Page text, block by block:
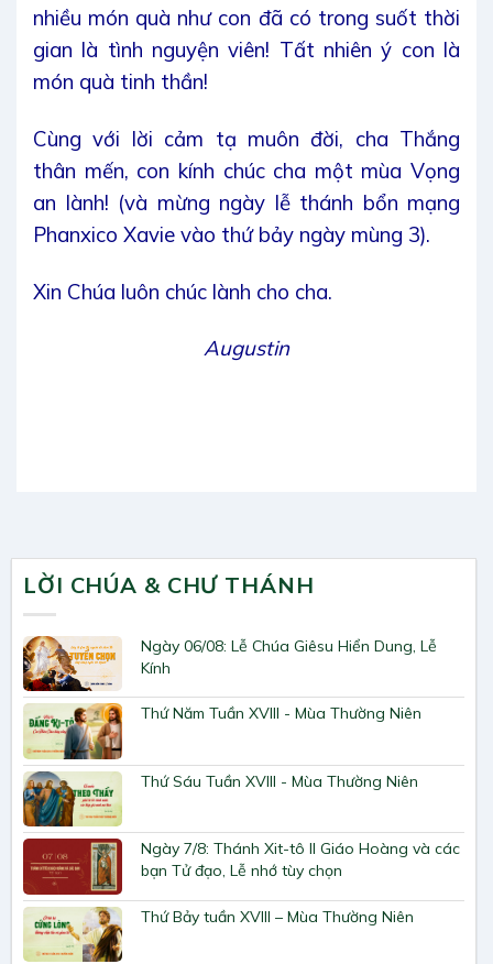
nhiều món quà như con đã có trong suốt thời
gian là tình nguyện viên! Tất nhiên ý con là
món quà tinh thần!
Cùng với lời cảm tạ muôn đời, cha Thắng
thân mến, con kính chúc cha một mùa Vọng
an lành! (và mừng ngày lễ thánh bổn mạng
Phanxico Xavie vào thứ bảy ngày mùng 3).
Xin Chúa luôn chúc lành cho cha.
Augustin
LỜI CHÚA & CHƯ THÁNH
Ngày 06/08: Lễ Chúa Giêsu Hiển Dung, Lễ
Kính
Thứ Năm Tuần XVIII - Mùa Thường Niên
Thứ Sáu Tuần XVIII - Mùa Thường Niên
Ngày 7/8: Thánh Xit-tô II Giáo Hoàng và các
bạn Tử đạo, Lễ nhớ tùy chọn
Thứ Bảy tuần XVIII – Mùa Thường Niên